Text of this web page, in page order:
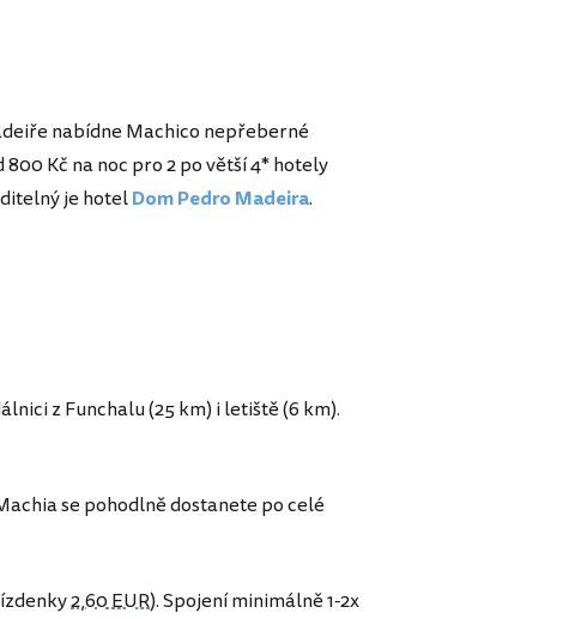
nabídne Machico nepřeberné
Kč na noc pro 2 po větší 4* hotely
je hotelDom Pedro Madeira.
z Funchalu (25 km) i letiště (6 km).
se pohodlně dostanete po celé
2,60 EUR). Spojení minimálně 1-2x